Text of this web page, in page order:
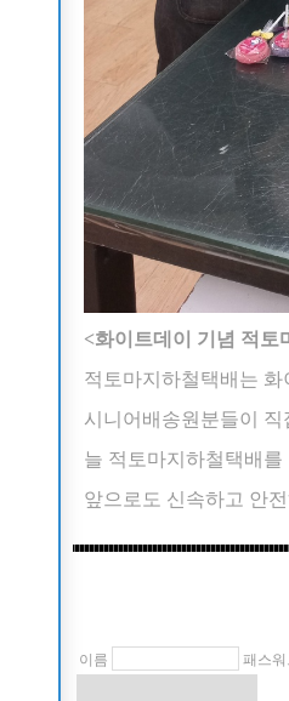
<화이트데이 기념 적토
적토마지하철택배는
시니어배송원분들이
늘 적토마지하철택배
앞으로도 신속하고 안
이름 패스